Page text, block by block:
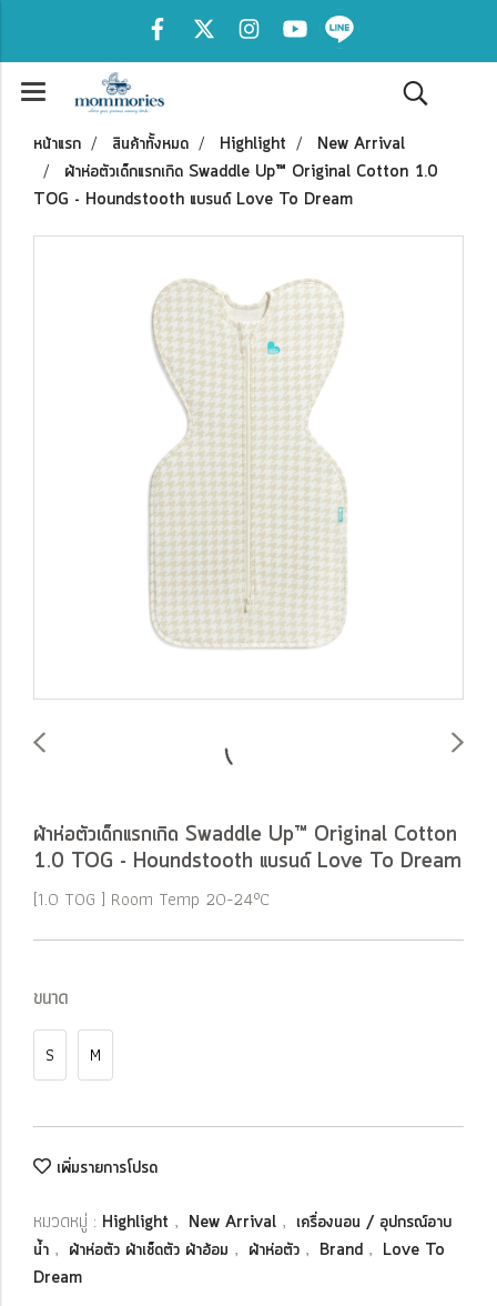
หน้าแรก สินค้าทั้งหมด Highlight
New Arrival
ผ้าห่อตัวเด็กแรกเกิด Swaddle Up™ Original Cotton 1.0
TOG - Houndstooth แบรนด์ Love To Dream
ผ้าห่อตัวเด็กแรกเกิด Swaddle Up™ Original Cotton
1.0 TOG - Houndstooth แบรนด์ Love To Dream
[1.0 TOG ] Room Temp 20-24°C
ขนาด
S M
เพิ่มรายการโปรด
หมวดหมู่ : Highlight , New Arrival , เครื่องนอน / อุปกรณ์อาบ
น้ำ , ผ้าห่อตัว ผ้าเช็ดตัว ผ้าอ้อม , ผ้าห่อตัว , Brand , Love To
Dream